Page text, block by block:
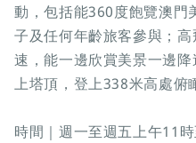
動，包括能360度飽覽澳門
子及任何年齡旅客參與；
速，能一邊欣賞美景一邊
上塔頂，登上338米高處俯
時間｜週一至週五上午11